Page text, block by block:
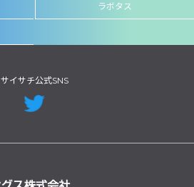
ラボタス
サイサチ公式SNS